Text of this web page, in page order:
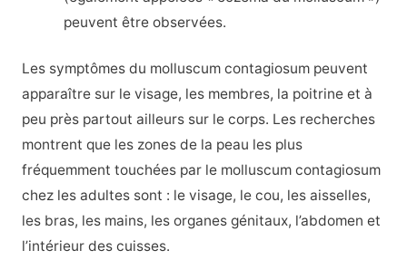
peuvent être observées.
Les symptômes du molluscum contagiosum peuvent
apparaître sur le visage, les membres, la poitrine et à
peu près partout ailleurs sur le corps. Les recherches
montrent que les zones de la peau les plus
fréquemment touchées par le molluscum contagiosum
chez les adultes sont : le visage, le cou, les aisselles,
les bras, les mains, les organes génitaux, l’abdomen et
l’intérieur des cuisses.